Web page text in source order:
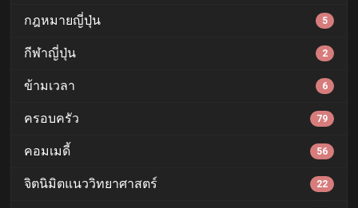
กฎหมายญี่ปุ่น 5
กีฬาญี่ปุ่น 2
ข้ามเวลา 6
ครอบครัว 79
คอมเมดี้ 56
จิตนิมิตแนววิทยาศาสตร์ 22